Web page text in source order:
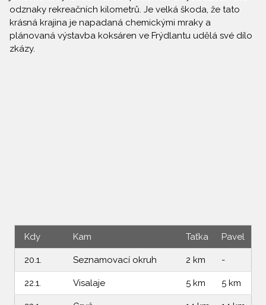
odznaky rekreačních kilometrů. Je velká škoda, že tato
krásná krajina je napadaná chemickými mraky a
plánovaná výstavba koksáren ve Frýdlantu udělá své dílo
zkázy.
Kdy Kam Taťka Pavel
20.1. Seznamovací okruh 2 km -
22.1. Visalaje 5 km 5 km